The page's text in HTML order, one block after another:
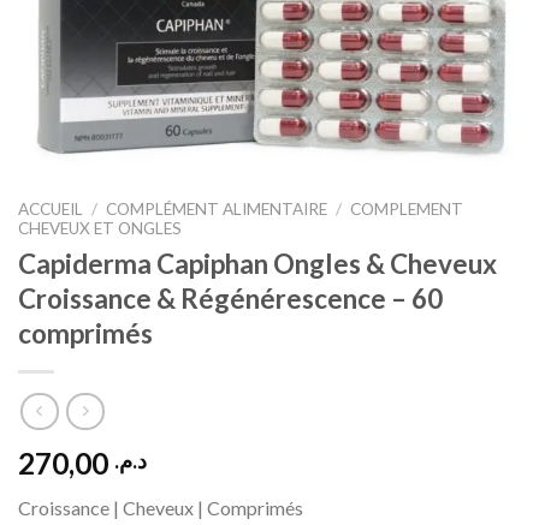
Ajouter
à la liste
d’envies
ACCUEIL / COMPLÉMENT ALIMENTAIRE / COMPLEMENT
CHEVEUX ET ONGLES
Capiderma Capiphan Ongles & Cheveux
Croissance & Régénérescence – 60
comprimés
د.م.
Croissance | Cheveux | Comprimés